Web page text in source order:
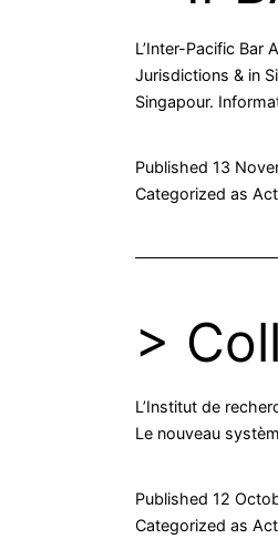
L’Inter-Pacific Bar
Jurisdictions & in
Singapour.
Published 13
Categorized as
>
L’Institut de
Le nouveau
Published 12
Categorized as